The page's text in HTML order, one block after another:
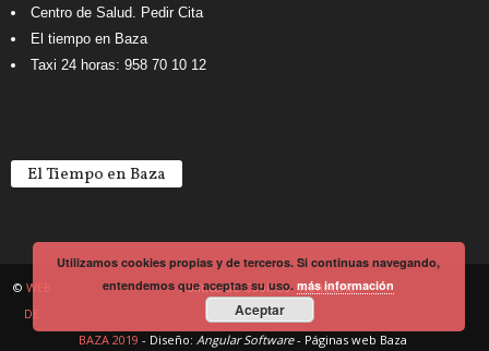
Centro de Salud. Pedir Cita
El tiempo en Baza
Taxi 24 horas: 958 70 10 12
El Tiempo en Baza
Política de Cookies Noticiario
© WEB
DE
BAZA 2019 - Diseño: Angular Software- Páginas web Baza
Utilizamos cookies propias y de terceros. Si continuas navegando,
entendemos que aceptas su uso.más información
Aceptar